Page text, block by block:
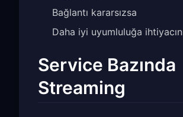
Bağlantı kararsızsa
Daha iyi uyumluluğa
Service Bazında
Streaming